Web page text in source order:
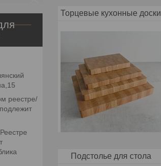
Торцевые кухонные доски
Подстолье для стола
реестре/